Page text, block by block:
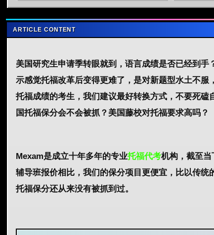
ARTICLE CONTENT
美国研究生申请季转眼就到，语言成绩是否已经到
示感觉托福改革后变得更难了，是对新题型水土不
托福成绩的考生，我们建议最好转换方式，不要死
国托福保分会不会被抓？美国藤校对托福要求高吗？
Mexam是成立十年多年的专业托福代考机构，截至
辅导班报价相比，我们的保分项目更便宜，比以传
托福保分还从来没有被抓到过。